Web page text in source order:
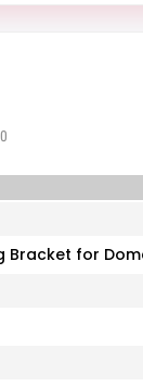
Bracket for